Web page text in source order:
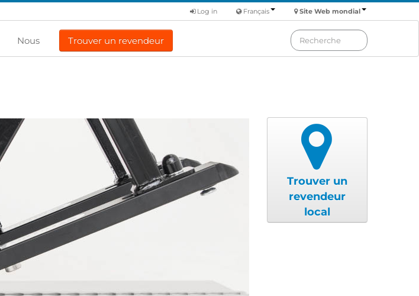
Site Web mondial
Français
Log in
Nous Trouver un revendeur
Trouver un
revendeur
local